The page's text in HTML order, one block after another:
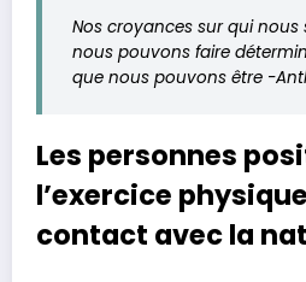
Nos croyances sur qui
nous pouvons faire
que nous pouvons être -
Les personnes
l’exercice
contact avec la